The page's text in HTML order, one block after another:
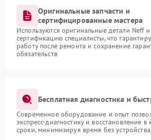
Оригинальные запчасти и
сертифицированные мастера
Используются оригинальные детали Neff
сертификацию специалисты, что
работу после ремонта и сохранение
обязательств
Бесплатная диагностика и
Современное оборудование и опыт
экспресс-диагностику и восстановление в
сроки, минимизируя время без устройства